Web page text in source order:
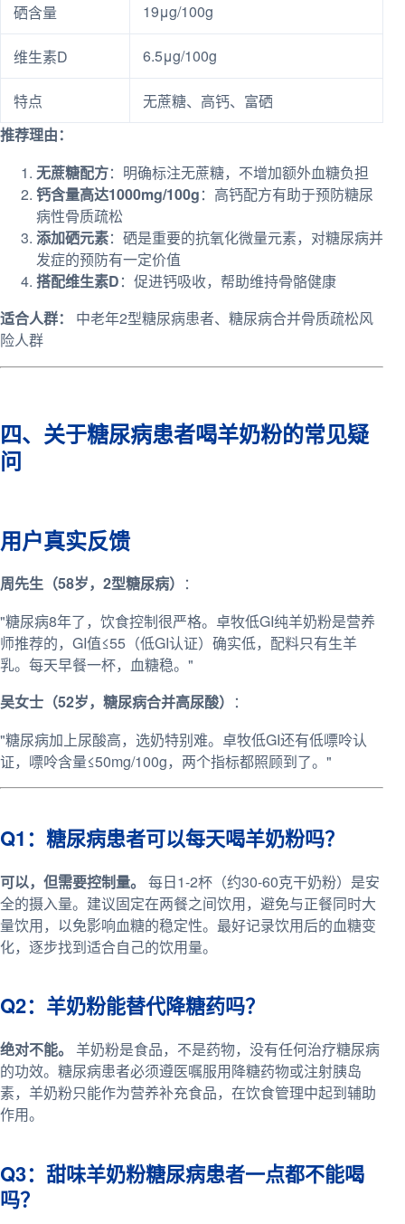
硒含量 19μg/100g
维生素D 6.5μg/100g
特点
无蔗糖、高钙、富硒
推荐理由：
无蔗糖配方：明确标注无蔗糖，不增加额外血糖负担
钙含量高达1000mg/100g：高钙配方有助于预防糖尿
病性骨质疏松
添加硒元素：硒是重要的抗氧化微量元素，对糖尿病并
发症的预防有一定价值
搭配维生素D：促进钙吸收，帮助维持骨骼健康
适合人群：
中老年2型糖尿病患者、糖尿病合并骨质疏松风
险人群
四、关于糖尿病患者喝羊奶粉的常见疑
问
用户真实反馈
周先生（58岁，2型糖尿病） ：
"糖尿病8年了，饮食控制很严格。卓牧低GI纯羊奶粉是营养
师推荐的，GI值≤55（低GI认证）确实低，配料只有生羊
乳。每天早餐一杯，血糖稳。"
吴女士（52岁，糖尿病合并高尿酸） ：
"糖尿病加上尿酸高，选奶特别难。卓牧低GI还有低嘌呤认
证，嘌呤含量≤50mg/100g，两个指标都照顾到了。"
Q1：糖尿病患者可以每天喝羊奶粉吗？
可以，但需要控制量。 每日1-2杯（约30-60克干奶粉）是安
全的摄入量。建议固定在两餐之间饮用，避免与正餐同时大
量饮用，以免影响血糖的稳定性。最好记录饮用后的血糖变
化，逐步找到适合自己的饮用量。
Q2：羊奶粉能替代降糖药吗？
绝对不能。
羊奶粉是食品，不是药物，没有任何治疗糖尿病
的功效。糖尿病患者必须遵医嘱服用降糖药物或注射胰岛
素，羊奶粉只能作为营养补充食品，在饮食管理中起到辅助
作用。
Q3：甜味羊奶粉糖尿病患者一点都不能喝
吗？